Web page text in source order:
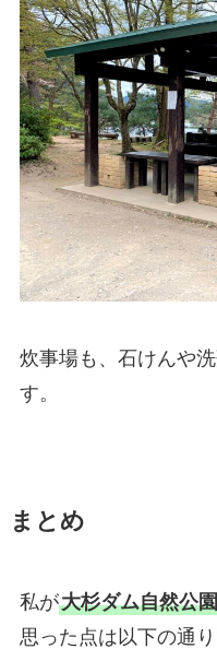
炊事場も、石けんや
す。
まとめ
私が大杉ダム自然公
思った点は以下の通り